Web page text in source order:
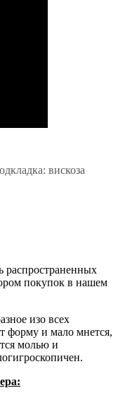
вискоза
распространенных
покупок в нашем
изо всех
форму и мало мнется,
молью и